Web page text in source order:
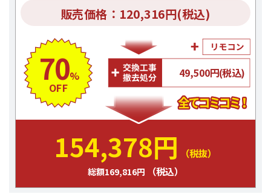
販売価格：120,316円(税込)
70%
OFF
49,500円(税込)
154,378円 （税抜）
総額169,816円 （税込）